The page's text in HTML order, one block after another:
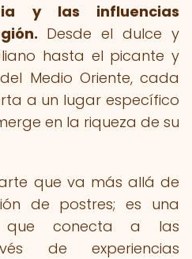
y las influencias
Desde el dulce y
hasta el picante y
Medio Oriente, cada
a un lugar específico
en la riqueza de su
que va más allá de
de postres; es una
que conecta a las
de experiencias